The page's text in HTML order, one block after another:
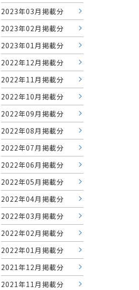
2023年03月掲載分
2023年02月掲載分
2023年01月掲載分
2022年12月掲載分
2022年11月掲載分
2022年10月掲載分
2022年09月掲載分
2022年08月掲載分
2022年07月掲載分
2022年06月掲載分
2022年05月掲載分
2022年04月掲載分
2022年03月掲載分
2022年02月掲載分
2022年01月掲載分
2021年12月掲載分
2021年11月掲載分